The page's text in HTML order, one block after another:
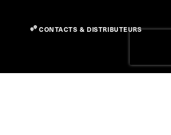
CONTACTS & DISTRIBUTEURS